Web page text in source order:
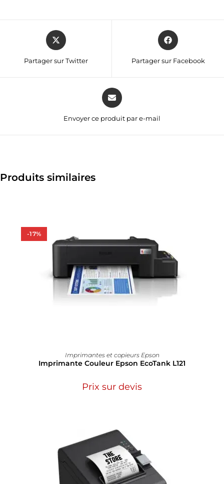
Partager sur Twitter Partager sur Facebook
Envoyer ce produit par e-mail
Produits similaires
-17%
Imprimantes et copieurs Epson
Imprimante Couleur Epson EcoTank L121
Prix sur devis